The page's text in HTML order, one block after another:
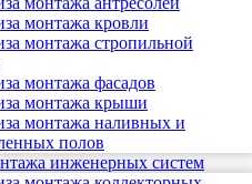
монтажа кровли
монтажа стропильной
монтажа фасадов
монтажа крыши
монтажа наливных и
полов
инженерных систем